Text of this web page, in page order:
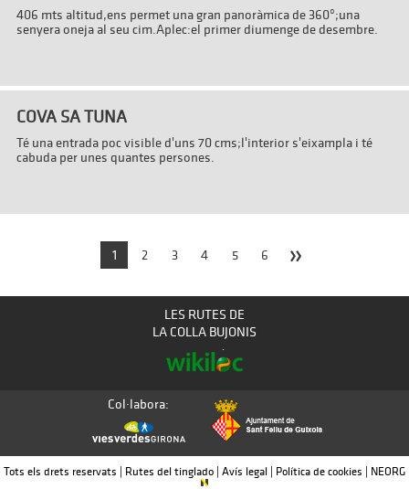
406 mts altitud,ens permet una gran panoràmica de 360º;una
senyera oneja al seu cim.Aplec:el primer diumenge de desembre.
COVA SA TUNA
Té una entrada poc visible d'uns 70 cms;l'interior s'eixampla i té
cabuda per unes quantes persones.
1 2 3 4 5 6 »
LES RUTES DE
LA COLLA BUJONIS
Col·labora:
Tots els drets reservats | Rutes del tinglado | Avís legal | Política de cookies | NEORG